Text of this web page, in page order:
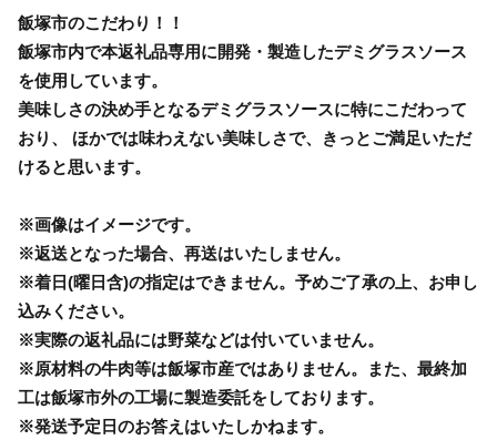
飯塚市のこだわり！！
飯塚市内で本返礼品専用に開発・製造したデミグラスソース
を使用しています。
美味しさの決め手となるデミグラスソースに特にこだわって
おり、 ほかでは味わえない美味しさで、きっとご満足いただ
けると思います。
※画像はイメージです。
※返送となった場合、再送はいたしません。
※着日(曜日含)の指定はできません。予めご了承の上、お申し
込みください。
※実際の返礼品には野菜などは付いていません。
※原材料の牛肉等は飯塚市産ではありません。また、最終加
工は飯塚市外の工場に製造委託をしております。
※発送予定日のお答えはいたしかねます。